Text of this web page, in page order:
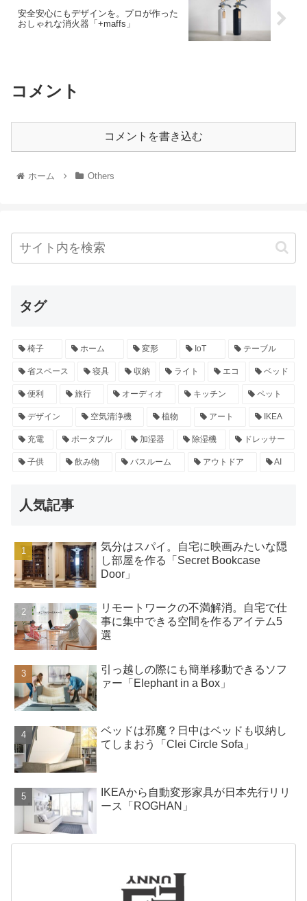
安全安心にもデザインを。プロが作った
おしゃれな消火器「+maffs」
コメント
コメントを書き込む
ホーム Others
タグ
椅子 ホーム 変形 IoT テーブル
省スペース 寝具 収納 ライト エコ ベッド
便利 旅行 オーディオ キッチン ペット
デザイン 空気清浄機 植物 アート IKEA
充電 ポータブル 加湿器 除湿機 ドレッサー
子供 飲み物 バスルーム アウトドア AI
人気記事
気分はスパイ。自宅に映画みたいな隠
し部屋を作る「Secret Bookcase
Door」
リモートワークの不満解消。自宅で仕
事に集中できる空間を作るアイテム5
選
引っ越しの際にも簡単移動できるソフ
ァー「Elephant in a Box」
ベッドは邪魔？日中はベッドも収納し
てしまおう「Clei Circle Sofa」
IKEAから自動変形家具が日本先行リリ
ース「ROGHAN」